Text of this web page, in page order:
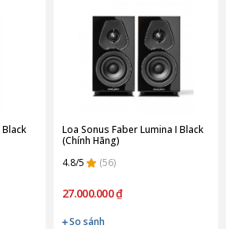
Loa Sonus Faber Lumina I Black
(Chính Hãng)
4.8/5
(56)
27.000.000 ₫
So sánh